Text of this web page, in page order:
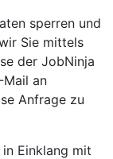
sperren und
Sie mittels
der JobNinja
an
Anfrage zu
Einklang mit